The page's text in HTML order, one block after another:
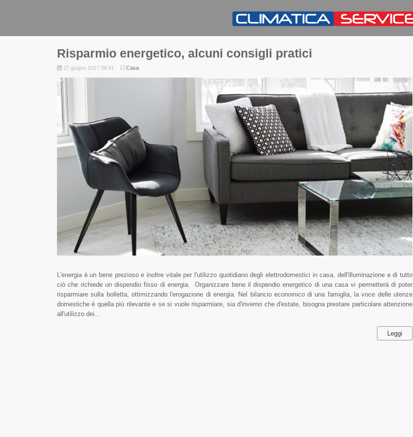
Risparmio energetico, alcuni consigli pratici
27 giugno 2017 08:41 Casa
L'energia è un bene prezioso e inoltre vitale per l'utilizzo quotidiano degli elettrodomestici in casa, dell'illuminazione e di tutto
ciò che richiede un dispendio fisso di energia. Organizzare bene il dispendio energetico di una casa vi permetterà di poter
risparmiare sulla bolletta, ottimizzando l'erogazione di energia. Nel bilancio economico di una famiglia, la voce delle utenze
domestiche è quella più rilevante e se si vuole risparmiare, sia d'inverno che d'estate, bisogna prestare particolare attenzione
all'utilizzo dei...
Leggi